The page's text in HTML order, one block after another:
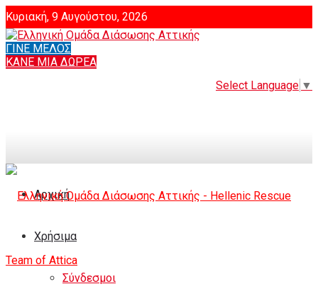
Κυριακή, 9 Αυγούστου, 2026
Login
Select Language ▼
ΓΙΝΕ ΜΕΛΟΣ
ΚΑΝΕ ΜΙΑ ΔΩΡΕΑ
Αρχική
Χρήσιμα
Σύνδεσμοι